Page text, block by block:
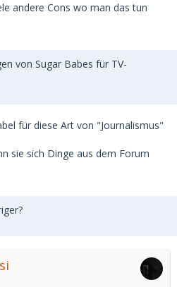
andere Cons wo man das tun
von Sugar Babes für TV-
für diese Art von "Journalismus"
sie sich Dinge aus dem Forum